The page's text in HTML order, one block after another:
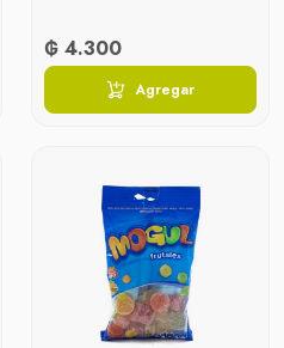
₲ 4.300
Agregar